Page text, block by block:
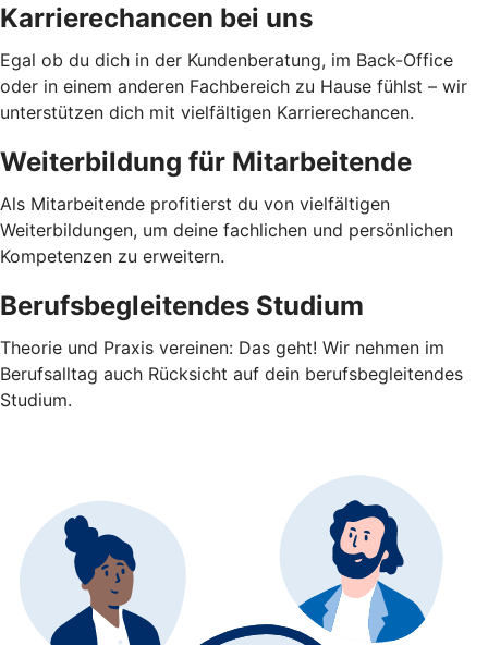
Karrierechancen bei uns
Egal ob du dich in der Kundenberatung, im Back-Office
oder in einem anderen Fachbereich zu Hause fühlst – wir
unterstützen dich mit vielfältigen Karrierechancen.
Weiterbildung für Mitarbeitende
Als Mitarbeitende profitierst du von vielfältigen
Weiterbildungen, um deine fachlichen und persönlichen
Kompetenzen zu erweitern.
Berufsbegleitendes Studium
Theorie und Praxis vereinen: Das geht! Wir nehmen im
Berufsalltag auch Rücksicht auf dein berufsbegleitendes
Studium.